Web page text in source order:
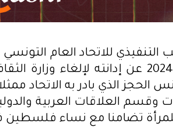
التنفيذي للاتحاد العام
7 مارس 2024 عن إدانته لإلغاء
الحجز الذي بادر به الاتحاد
وقسم العلاقات العربية
تضامنا مع نساء